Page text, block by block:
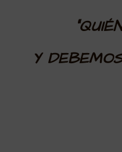
“
Y